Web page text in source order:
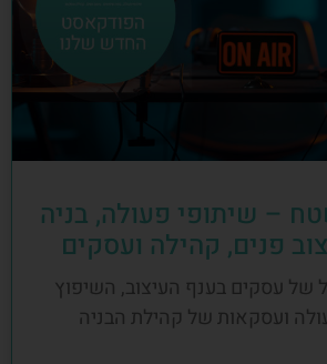
– שיתופי פעולה, בניה
פנים, קהילה ועסקים
של עסקים בענף העיצוב, השיפוץ
ועסקאות של קהילת הבניה